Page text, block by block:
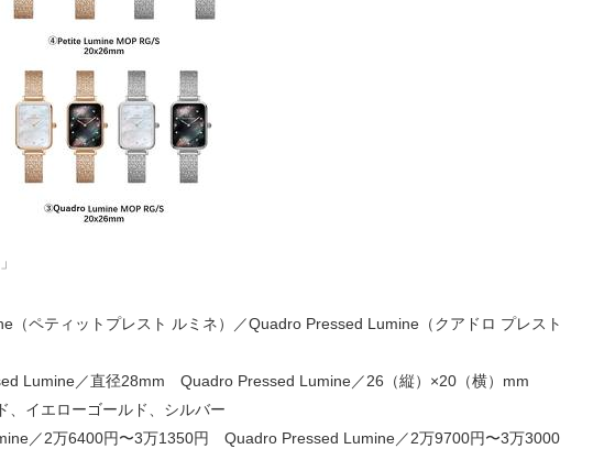
（ペティットプレスト ルミネ）／Quadro Pressed Lumine（クアドロ プレスト
Lumine／直径28mm Quadro Pressed Lumine／26（縦）×20（横）mm
、イエローゴールド、シルバー
／2万6400円〜3万1350円 Quadro Pressed Lumine／2万9700円〜3万3000